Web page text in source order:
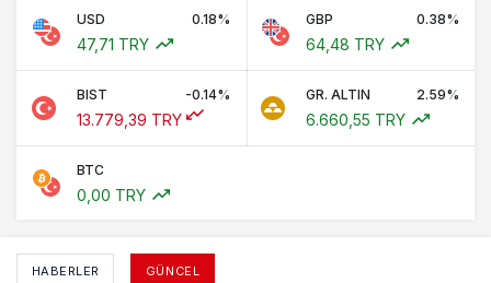
USD 0.18%
47,71 TRY
GBP 0.38%
64,48 TRY
BIST -0.14%
13.779,39 TRY
GR. ALTIN 2.59%
6.660,55 TRY
BTC
0,00 TRY
HABERLER GÜNCEL